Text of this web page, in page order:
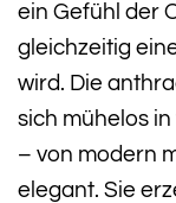
ein Gefühl der
gleichzeitig
wird. Die
sich mühelos
– von modern
elegant. Sie